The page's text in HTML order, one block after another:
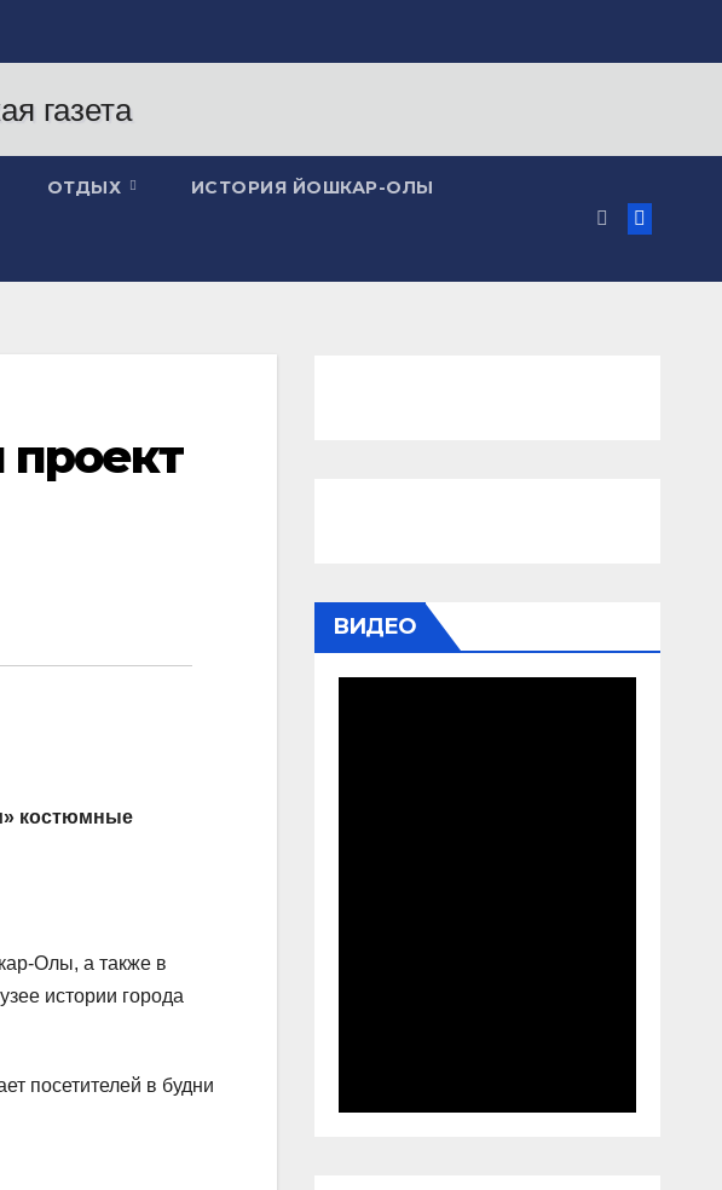
ОТДЫХ ИСТОРИЯ ЙОШКАР-ОЛЫ
костюмные
Олы, а также в
истории города
посетителей в будни
ВИДЕО